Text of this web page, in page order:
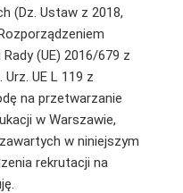
(Dz. Ustaw z 2018,
(UE) 2016/679 z
UE L 119 z
na przetwarzanie
w Warszawie,
w niniejszym
rekrutacji na